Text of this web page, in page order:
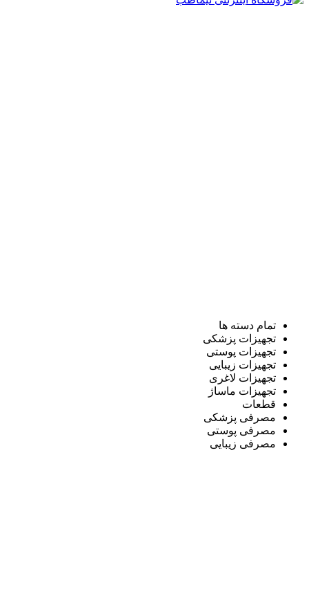
تمام دسته ها
تجهیزات پزشکی
تجهیزات پوستی
تجهیزات زیبایی
تجهیزات لاغری
تجهیزات ماساژ
قطعات
مصرفی پزشکی
مصرفی پوستی
مصرفی زیبایی